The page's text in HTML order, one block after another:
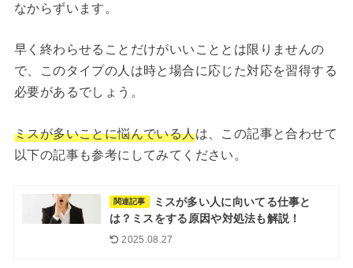
なからずいます。
早く終わらせることだけがいいこととは限りませんの
で、このタイプの人は時と場合に応じた対応を習得する
必要があるでしょう。
ミスが多いことに悩んでいる人は、この記事と合わせて
以下の記事も参考にしてみてください。
関連記事
ミスが多い人に向いてる仕事と
は？ミスをする原因や対処法も解説！
2025.08.27